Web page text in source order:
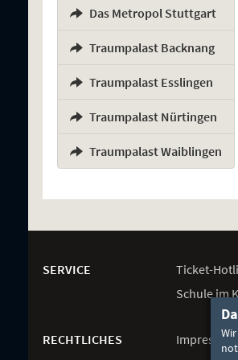
Das Metropol Stuttgart
Traumpalast Backnang
Traumpalast Esslingen
Traumpalast Nürtingen
Traumpalast Waiblingen
SERVICE Ticket-
Schule im
RECHTLICHES Impressum